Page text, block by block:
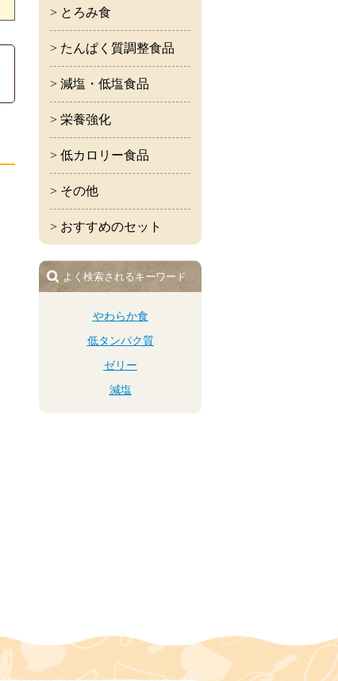
> とろみ食
> たんぱく質調整食品
> 減塩・低塩食品
> 栄養強化
> 低カロリー食品
> その他
> おすすめのセット
よく検索されるキーワード
やわらか食
低タンパク質
ゼリー
減塩